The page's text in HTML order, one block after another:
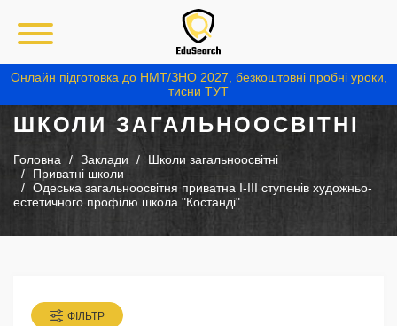
Онлайн підготовка до НМТ/ЗНО 2027, безкоштовні пробні уроки,
тисни ТУТ
ШКОЛИ ЗАГАЛЬНООСВІТНІ
Головна Заклади
Школи загальноосвітні
Приватні школи
Одеська загальноосвітня приватна I-III ступенів художньо-
естетичного профілю школа "Костанді"
ФІЛЬТР